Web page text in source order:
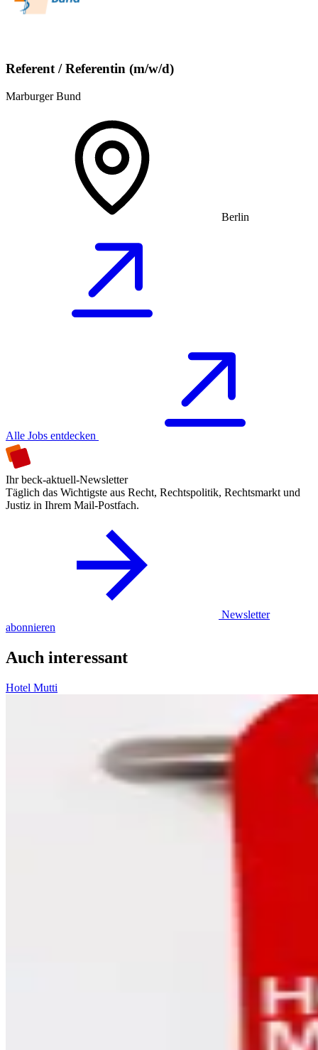
Referent / Referentin (m/w/d)
Marburger Bund
Berlin
Alle Jobs entdecken
Ihr beck-aktuell-Newsletter
Täglich das Wichtigste aus Recht, Rechtspolitik, Rechtsmarkt und
Justiz in Ihrem Mail-Postfach.
Newsletter
abonnieren
Auch interessant
Hotel Mutti